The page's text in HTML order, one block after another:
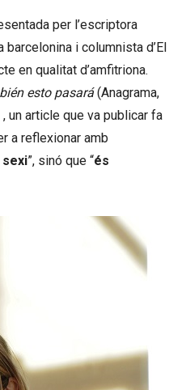
per l’escriptora
barcelonina i columnista d’El
en qualitat d’amfitriona.
esto pasará(Anagrama,
, un article que va publicar fa
a reflexionar amb
”, sinó que “és